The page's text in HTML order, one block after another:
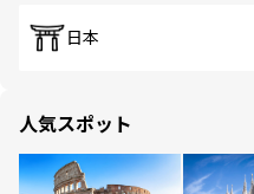
日本
人気スポット